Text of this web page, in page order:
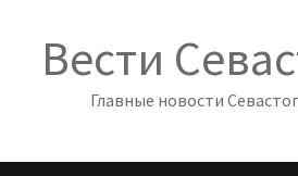
содержимому
Вести
Главные новости